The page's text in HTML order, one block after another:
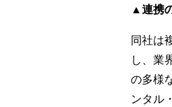
▲連携
同社は
し、業
の多様
ンタル